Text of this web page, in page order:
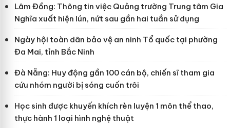
Lâm Đồng: Thông tin việc Quảng trường Trung tâm Gia
Nghĩa xuất hiện lún, nứt sau gần hai tuần sử dụng
Ngày hội toàn dân bảo vệ an ninh Tổ quốc tại phường
Đa Mai, tỉnh Bắc Ninh
Đà Nẵng: Huy động gần 100 cán bộ, chiến sĩ tham gia
cứu nhóm người bị sóng cuốn trôi
Học sinh được khuyến khích rèn luyện 1 môn thể thao,
thực hành 1 loại hình nghệ thuật